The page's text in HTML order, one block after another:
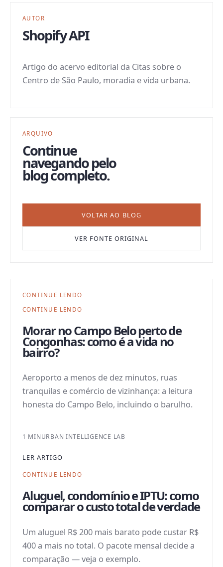
AUTOR
Shopify API
Artigo do acervo editorial da Citas sobre o
Centro de São Paulo, moradia e vida urbana.
ARQUIVO
Continue
navegando pelo
blog completo.
VOLTAR AO BLOG
VER FONTE ORIGINAL
CONTINUE LENDO
CONTINUE LENDO
Morar no Campo Belo perto de
Congonhas: como é a vida no
bairro?
Aeroporto a menos de dez minutos, ruas
tranquilas e comércio de vizinhança: a leitura
honesta do Campo Belo, incluindo o barulho.
1 MINURBAN INTELLIGENCE LAB
LER ARTIGO
CONTINUE LENDO
Aluguel, condomínio e IPTU: como
comparar o custo total de verdade
Um aluguel R$ 200 mais barato pode custar R$
400 a mais no total. O pacote mensal decide a
comparação — veja o exemplo.